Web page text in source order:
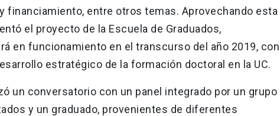
financiamiento, entre otros temas. Aprovechando esta
el proyecto de la Escuela de Graduados,
en funcionamiento en el transcurso del año 2019, con
estratégico de la formación doctoral en la UC.
un conversatorio con un panel integrado por un grupo
y un graduado, provenientes de diferentes